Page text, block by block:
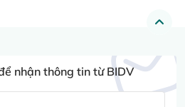
nhận thông tin từ BIDV